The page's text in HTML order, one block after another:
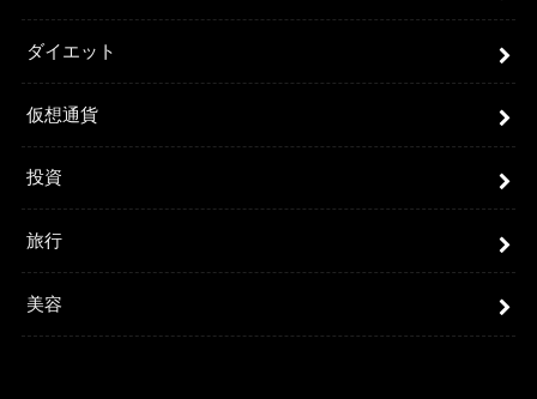
ダイエット
仮想通貨
投資
旅行
美容